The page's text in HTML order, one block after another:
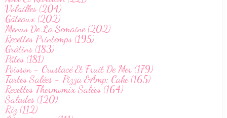
Volailles (204)
Gâteaux (202)
Menus De La Semaine (202)
Recettes Printemps (195)
Grâtins (183)
Pâtes (181)
Poisson - Crustacé Et Fruit De Mer (179)
Tartes Salées - Pizza &Amp; Cake (165)
Recettes Thermomix Salées (164)
Salades (120)
Riz (112)